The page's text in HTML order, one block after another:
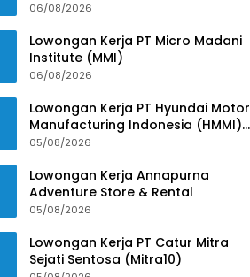
06/08/2026
Lowongan Kerja PT Micro Madani
Institute (MMI)
06/08/2026
Lowongan Kerja PT Hyundai Motor
Manufacturing Indonesia (HMMI)
– Lulusan SMK
05/08/2026
Lowongan Kerja Annapurna
Adventure Store & Rental
05/08/2026
Lowongan Kerja PT Catur Mitra
Sejati Sentosa (Mitra10)